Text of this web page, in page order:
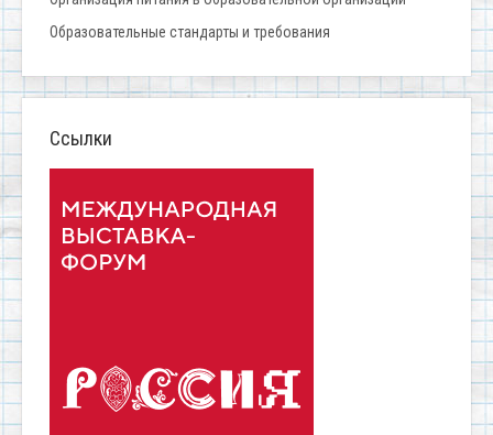
Образовательные стандарты и требования
Ссылки